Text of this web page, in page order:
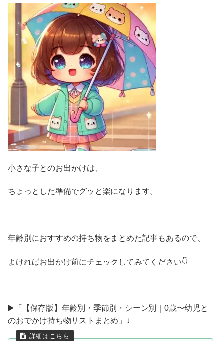
小さな子とのお出かけは、
ちょっとした準備でグッと楽になります。
年齢別におすすめの持ち物をまとめた記事もあるので、
よければお出かけ前にチェックしてみてください👇
▶️「【保存版】年齢別・季節別・シーン別｜0歳〜幼児と
のおでかけ持ち物リストまとめ」↓